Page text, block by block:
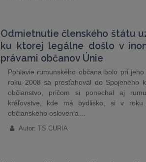
Odmietnutie členského štátu
ku ktorej legálne došlo v
právami občanov Únie
Pohlavie rumunského občana bolo pri
roku 2008 sa presťahoval do Spojeného
občianstvo, pričom si ponechal aj
kráľovstve, kde má bydlisko, si v
občianskeho oslovenia…
Autor: TS CURIA